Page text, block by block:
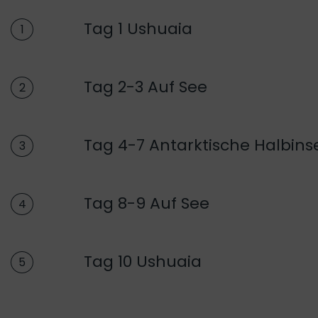
1 Tag 1 Ushuaia
2 Tag 2-3 Auf See
3 Tag 4-7 Antarktische
4 Tag 8-9 Auf See
5 Tag 10 Ushuaia